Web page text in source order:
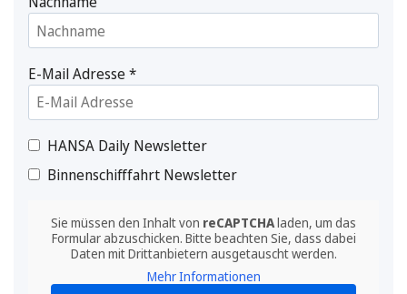
E-Mail Adresse*
HANSA Daily Newsletter
Binnenschifffahrt Newsletter
Sie müssen den Inhalt von reCAPTCHAladen, um das
Formular abzuschicken. Bitte beachten Sie, dass dabei
Daten mit Drittanbietern ausgetauscht werden.
Mehr Informationen